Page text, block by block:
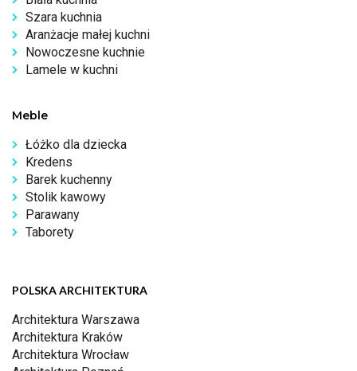
Szara kuchnia
Aranżacje małej kuchni
Nowoczesne kuchnie
Lamele w kuchni
Meble
Łóżko dla dziecka
Kredens
Barek kuchenny
Stolik kawowy
Parawany
Taborety
POLSKA ARCHITEKTURA
Architektura Warszawa
Architektura Kraków
Architektura Wrocław